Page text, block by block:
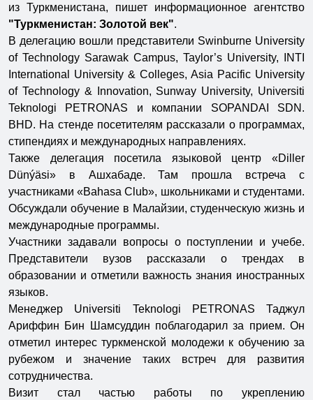
из Туркменистана, пишет информационное агентство
"Туркменистан: Золотой век".
В делегацию вошли представители Swinburne University
of Technology Sarawak Campus, Taylor’s University, INTI
International University & Colleges, Asia Pacific University
of Technology & Innovation, Sunway University, Universiti
Teknologi PETRONAS и компании SOPANDAI SDN.
BHD. На стенде посетителям рассказали о программах,
стипендиях и международных направлениях.
Также делегация посетила языковой центр «Diller
Dünýäsi» в Ашхабаде. Там прошла встреча с
участниками «Bahasa Club», школьниками и студентами.
Обсуждали обучение в Малайзии, студенческую жизнь и
международные программы.
Участники задавали вопросы о поступлении и учебе.
Представители вузов рассказали о трендах в
образовании и отметили важность знания иностранных
языков.
Менеджер Universiti Teknologi PETRONAS Таджул
Ариффин Бин Шамсуддин поблагодарил за прием. Он
отметил интерес туркменской молодежи к обучению за
рубежом и значение таких встреч для развития
сотрудничества.
Визит стал частью работы по укреплению